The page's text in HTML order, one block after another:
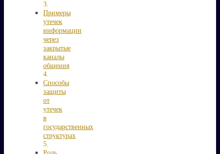
Примеры
утечек
информации
через
закрытые
каналы
общения
Способы
защиты
от
утечек
в
государственных
структурах